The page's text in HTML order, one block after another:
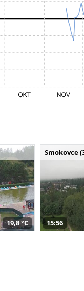
19,8 °C
Smokovce
15:56